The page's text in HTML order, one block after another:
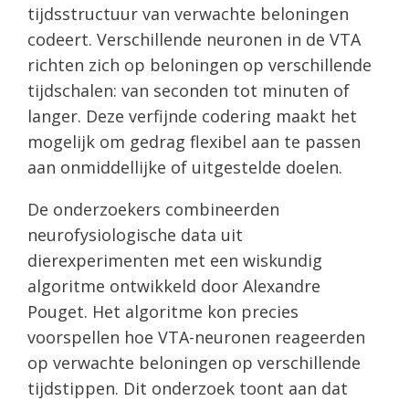
tijdsstructuur van verwachte beloningen
codeert. Verschillende neuronen in de VTA
richten zich op beloningen op verschillende
tijdschalen: van seconden tot minuten of
langer. Deze verfijnde codering maakt het
mogelijk om gedrag flexibel aan te passen
aan onmiddellijke of uitgestelde doelen.
De onderzoekers combineerden
neurofysiologische data uit
dierexperimenten met een wiskundig
algoritme ontwikkeld door Alexandre
Pouget. Het algoritme kon precies
voorspellen hoe VTA-neuronen reageerden
op verwachte beloningen op verschillende
tijdstippen. Dit onderzoek toont aan dat